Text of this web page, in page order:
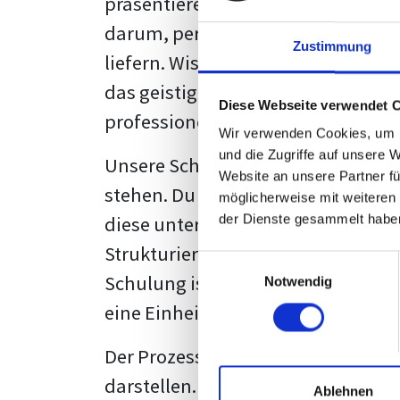
Zustimmung
Diese Webseite verwendet
Wir verwenden Cookies,
und die Zugriffe auf unsere
Website an unsere Partner
möglicherweise mit
der Dienste gesammelt
Notwendig
Ablehnen
darum, persönliche Meinungen
liefern. Wissenschaftliche Texte,
das geistige Eigentum des
professionell zu kommunizieren.
Unsere Schulung wurde mit Blick
stehen. Du wirst nicht nur
diese unter Zuhilfenahme von
Strukturierung ist ebenso
Schulung ist so konzipiert, dass
eine Einheitslösung zu bieten.
Der Prozess des
darstellen. Jedoch, ausgestattet